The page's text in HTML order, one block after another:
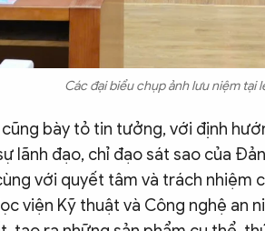
Các đại biểu chụp ảnh lưu niệm tại
cũng bày tỏ tin tưởng, với định
lãnh đạo, chỉ đạo sát sao của
với quyết tâm và trách nhiệm
viện Kỹ thuật và Công nghệ an